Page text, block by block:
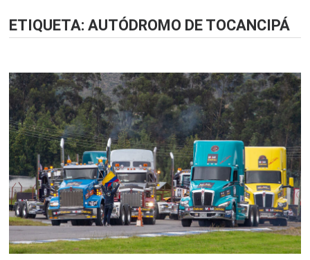
ETIQUETA:AUTÓDROMO DE TOCANCIPÁ